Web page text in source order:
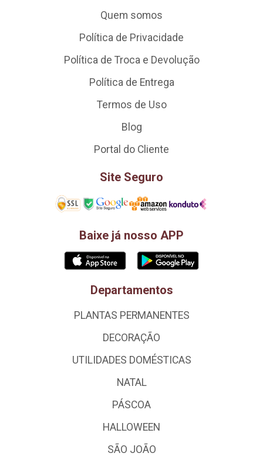
Quem somos
Política de Privacidade
Política de Troca e Devolução
Política de Entrega
Termos de Uso
Blog
Portal do Cliente
Site Seguro
Baixe já nosso APP
Departamentos
PLANTAS PERMANENTES
DECORAÇÃO
UTILIDADES DOMÉSTICAS
NATAL
PÁSCOA
HALLOWEEN
SÃO JOÃO